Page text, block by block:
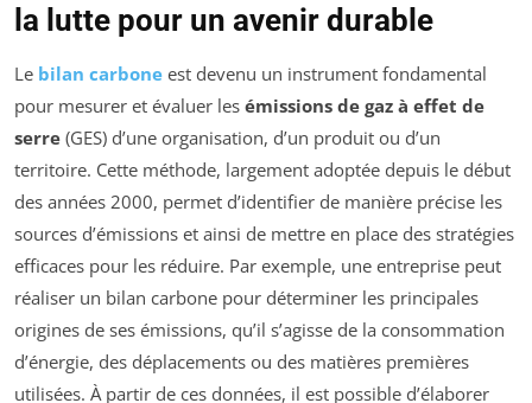
la lutte pour un avenir durable
Le bilan carbone est devenu un instrument fondamental
pour mesurer et évaluer les émissions de gaz à effet de
serre (GES) d’une organisation, d’un produit ou d’un
territoire. Cette méthode, largement adoptée depuis le début
des années 2000, permet d’identifier de manière précise les
sources d’émissions et ainsi de mettre en place des stratégies
efficaces pour les réduire. Par exemple, une entreprise peut
réaliser un bilan carbone pour déterminer les principales
origines de ses émissions, qu’il s’agisse de la consommation
d’énergie, des déplacements ou des matières premières
utilisées. À partir de ces données, il est possible d’élaborer